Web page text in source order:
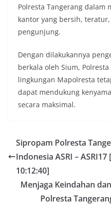
Polresta Tangerang dalam
kantor yang bersih,
pengunjung.
Dengan dilakukannya
berkala oleh Sium,
lingkungan Mapolresta
dapat mendukung
secara maksimal.
Sipropam Polresta
Indonesia ASRI –
10:12:40]
Menjaga Keindahan
Polresta